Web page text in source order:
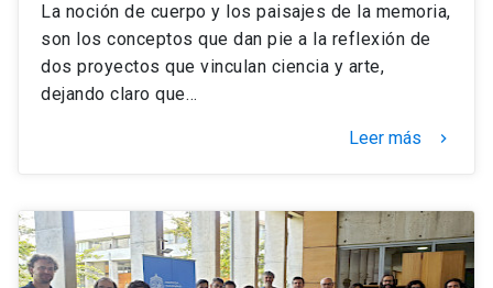
La noción de cuerpo y los paisajes de la memoria,
son los conceptos que dan pie a la reflexión de
dos proyectos que vinculan ciencia y arte,
dejando claro que…
Leer más keyboard_arrow_right